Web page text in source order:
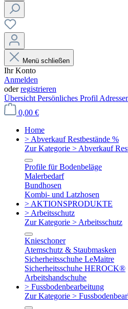
Menü schließen
Ihr Konto
Anmelden
oderregistrieren
Übersicht Persönliches Profil
0,00 €
Home
> Abverkauf Restbestände %
Zur Kategorie > Abverkauf
Profile für Bodenbeläge
Malerbedarf
Bundhosen
Kombi- und Latzhosen
> AKTIONSPRODUKTE
> Arbeitsschutz
Zur Kategorie > Arbeitsschutz
Knieschoner
Atemschutz & Staubmasken
Sicherheitsschuhe LeMaitre
Sicherheitsschuhe HEROCK®
Arbeitshandschuhe
> Fussbodenbearbeitung
Zur Kategorie >